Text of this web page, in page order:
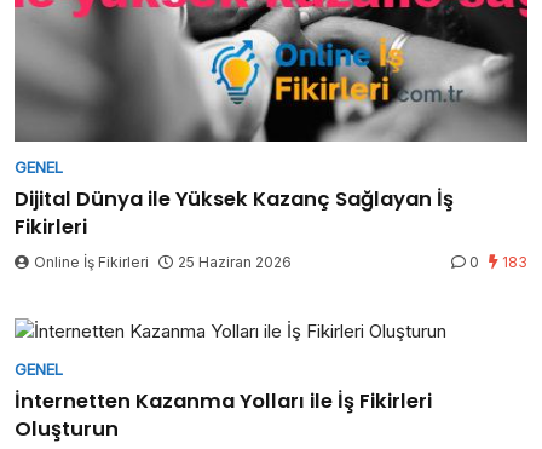
GENEL
Dijital Dünya ile Yüksek Kazanç Sağlayan İş
Fikirleri
Online İş Fikirleri 25 Haziran 2026 0 183
GENEL
İnternetten Kazanma Yolları ile İş Fikirleri
Oluşturun